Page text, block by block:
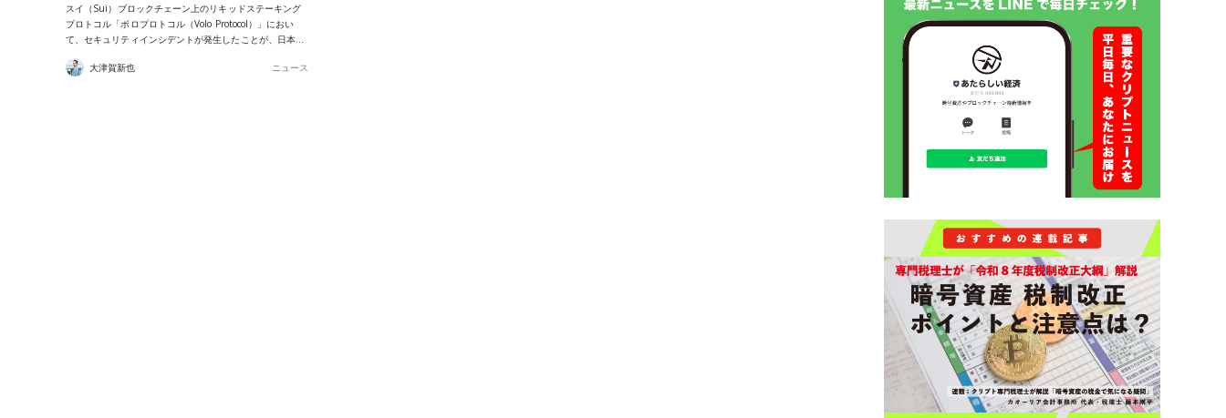
スイ（Sui）ブロックチェーン上のリキッドステーキング
プロトコル「ボロプロトコル（Volo Protocol）」におい
て、セキュリティインシデントが発生したことが、日本…
大津賀新也 ニュース